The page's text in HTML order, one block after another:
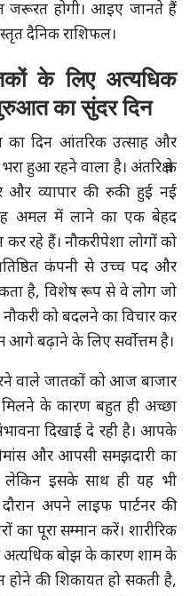
जरूरत होगी। आइए जानते हैं
दैनिक राशिफल।
के लिए अत्यधिक
का सुंदर दिन
दिन आंतरिक उत्साह और
हुआ रहने वाला है। अंतरिक्ष के
व्यापार की रुकी हुई नई
अमल में लाने का एक बेहद
रहे हैं। नौकरीपेशा लोगों को
कंपनी से उच्च पद और
है, विशेष रूप से वे लोग जो
को बदलने का विचार कर
बढ़ाने के लिए सर्वोत्तम है।
वाले जातकों को आज बाजार
के कारण बहुत ही अच्छा
दिखाई दे रही है। आपके
और आपसी समझदारी का
लेकिन इसके साथ ही यह भी
अपने लाइफ पार्टनर की
पूरा सम्मान करें। शारीरिक
अत्यधिक बोझ के कारण शाम के
होने की शिकायत हो सकती है,